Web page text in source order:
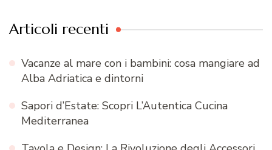
Articoli recenti
Vacanze al mare con i bambini: cosa mangiare ad
Alba Adriatica e dintorni
Sapori d’Estate: Scopri L’Autentica Cucina
Mediterranea